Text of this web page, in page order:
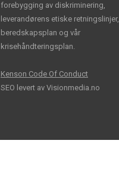
forebygging av diskriminering,
leverandørens etiske retningslinjer,
beredskapsplan og vår
krisehåndteringsplan.
Kenson Code Of Conduct
SEO levert av Visionmedia.no